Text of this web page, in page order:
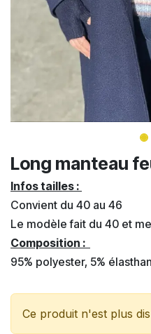
Long manteau
Infos tailles :
Convient du 40 au 46
Le modèle fait du 40 et
Composition :
95% polyester, 5%
Ce produit n'est plus